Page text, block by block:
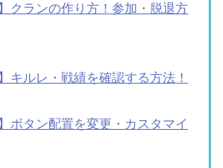
クランの作り方！参加・脱退方
キルレ・戦績を確認する方法！
ボタン配置を変更・カスタマイ